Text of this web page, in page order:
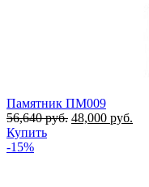
Памятник ПМ009
56,640руб. 48,000 руб.
Купить
-15%